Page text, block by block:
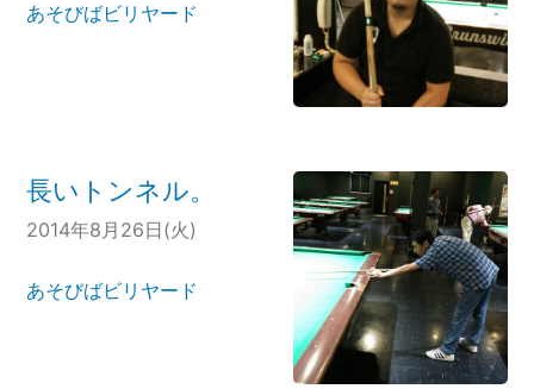
あそびばビリヤード
長いトンネル。
2014年8月26日(火)
あそびばビリヤード